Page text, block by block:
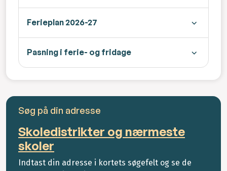
Ferieplan 2026-27
Pasning i ferie- og fridage
Søg på din adresse
Skoledistrikter og nærmeste
skoler
Indtast din adresse i kortets søgefelt og se de